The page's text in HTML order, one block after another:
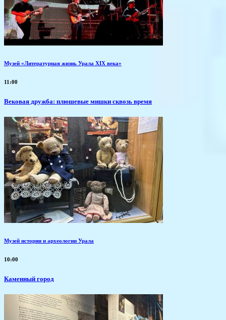
Музей «Литературная жизнь Урала XIX века»
11:00
Вековая дружба: плюшевые мишки сквозь время
Музей истории и археологии Урала
10:00
Каменный город